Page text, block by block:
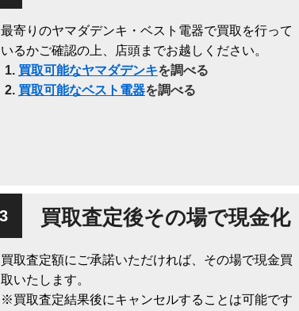
最寄りのヤマダデンキ・ベスト電器で買取を行って
いるかご確認の上、店頭までお越しください。
買取可能なヤマダデンキを調べる
買取可能なベスト電器を調べる
買取査定後その場で現金化
買取査定額にご承諾いただければ、その場で現金買
取いたします。
※買取査定結果後にキャンセルすることは可能です